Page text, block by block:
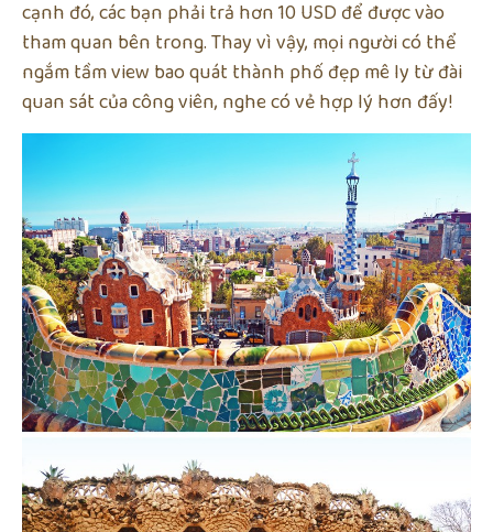
cạnh đó, các bạn phải trả hơn 10 USD để được vào
tham quan bên trong. Thay vì vậy, mọi người có thể
ngắm tầm view bao quát thành phố đẹp mê ly từ đài
quan sát của công viên, nghe có vẻ hợp lý hơn đấy!